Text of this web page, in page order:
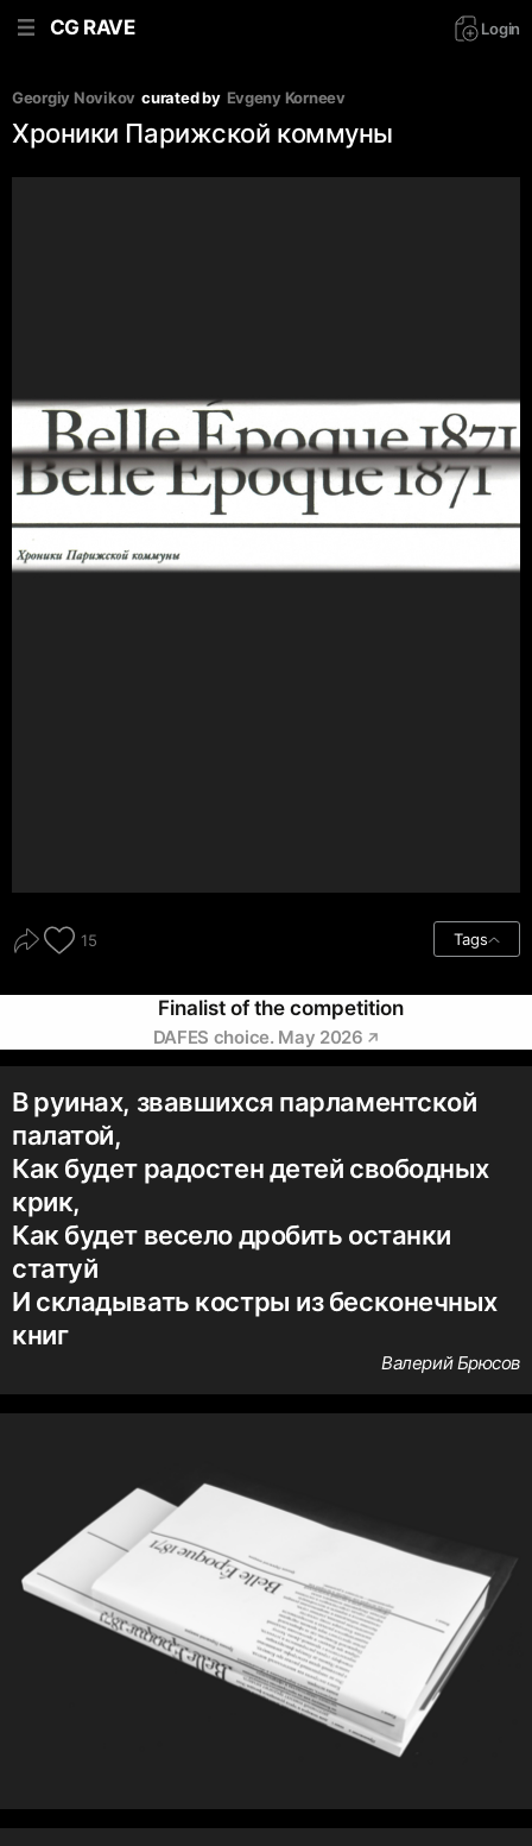
CG RAVE Login
Georgiy Novikov curated by Evgeny Korneev
Хроники Парижской коммуны
15 Tags
Finalist of the competition
DAFES choice. May 2026
В руинах, звавшихся парламентской
палатой,
Как будет радостен детей свободных
крик,
Как будет весело дробить останки
статуй
И складывать костры из бесконечных
книг
Валерий Брюсов